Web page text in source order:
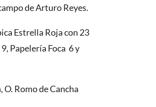
de Arturo Reyes.
Estrella Roja con 23
Papelería Foca 6 y
Romo de Cancha